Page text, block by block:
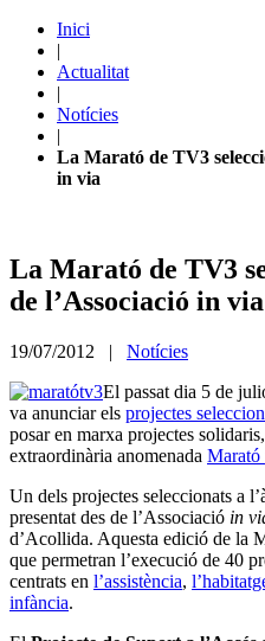
Inici
|
Actualitat
|
Notícies
|
La Marató de TV3
in via
La Marató de TV3
de l’Associació in via
19/07/2012 | Notícies
El passat dia 5 de
va anunciar els projectes
posar en marxa projectes
extraordinària anomenada Marató
Un dels projectes seleccionats a
presentat des de l’Associació in
d’Acollida. Aquesta edició de la
que permetran l’execució de 40
centrats en l’assistència,
infància.